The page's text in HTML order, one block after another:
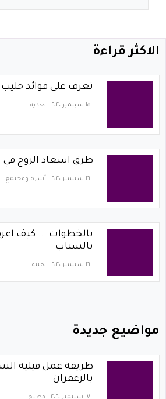
الاكثر قراءة
تعرف على فوائد
١٥ سبتمبر ٢٠٢٠ تغذية
طرق اسعاد الزوج في
١٦ سبتمبر ٢٠٢٠ أسرة ومجتمع
بالخطوات ... كيف
بالسناب
١٦ سبتمبر ٢٠٢٠ تقنية
مواضيع جديدة
طريقة عمل فيليه
بالزعفران
١٧ سبتمبر ٢٠٢٠ مطبخ